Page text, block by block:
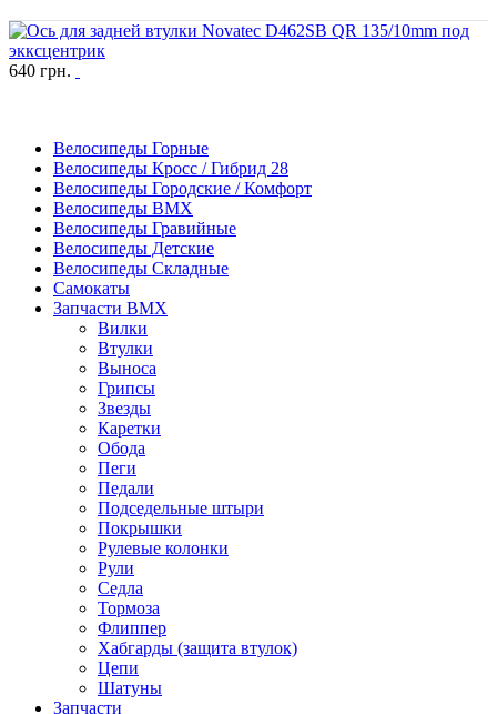
640 грн.
Велосипеды Горные
Велосипеды Кросс / Гибрид 28
Велосипеды Городские / Комфорт
Велосипеды BMX
Велосипеды Гравийные
Велосипеды Детские
Велосипеды Складные
Самокаты
Запчасти BMX
Вилки
Втулки
Выноса
Грипсы
Звезды
Каретки
Обода
Пеги
Педали
Подседельные штыри
Покрышки
Рулевые колонки
Рули
Седла
Тормоза
Флиппер
Хабгарды (защита втулок)
Цепи
Шатуны
Запчасти